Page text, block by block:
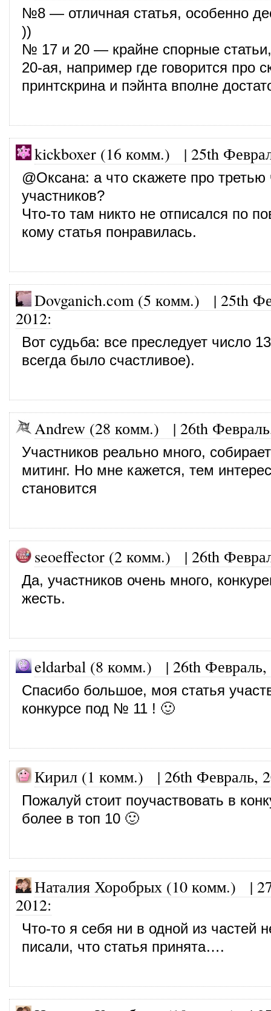
№8 — отличная статья, особенно
))
№ 17 и 20 — крайне спорные
20-ая, например где говорится про
принтскрина и пэйнта вполне
kickboxer (16 комм.) | 25th
@Оксана: а что скажете про третью
участников?
Что-то там никто не отписался по
кому статья понравилась.
Dovganich.com (5 комм.) | 25th
2012:
Вот судьба: все преследует число
всегда было счастливое).
Andrew (28 комм.) | 26th
Участников реально много,
митинг. Но мне кажется, тем
становится
seoeffector (2 комм.) | 26th
Да, участников очень много,
жесть.
eldarbal (8 комм.) | 26th Февраль,
Спасибо большое, моя статья
конкурсе под № 11 ! 🙂
Кирил (1 комм.) | 26th Февраль,
Пожалуй стоит поучаствовать в
более в топ 10 🙂
Наталия Хоробрых (10 комм.) |
2012:
Что-то я себя ни в одной из частей
писали, что статья принята….